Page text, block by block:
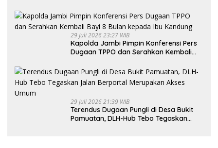
29 Juli 2026 23:27 WIB
Kapolda Jambi Pimpin Konferensi Pers
Dugaan TPPO dan Serahkan Kembali
29 Juli 2026 21:39 WIB
Terendus Dugaan Pungli di Desa Bukit
Pamuatan, DLH-Hub Tebo Tegaskan